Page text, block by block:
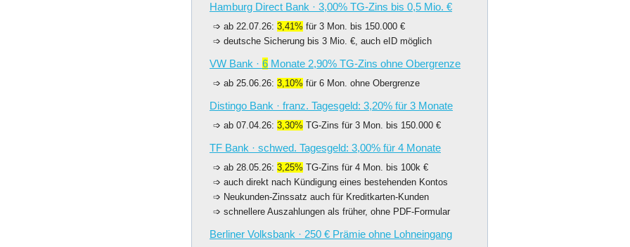
Hamburg Direct Bank · 3,00% TG-Zins bis 0,5 Mio. €
ab 22.07.26: 3,41% für 3 Mon. bis 150.000 €
deutsche Sicherung bis 3 Mio. €, auch eID möglich
VW Bank · 6 Monate 2,90% TG-Zins ohne Obergrenze
ab 25.06.26: 3,10% für 6 Mon. ohne Obergrenze
Distingo Bank · franz. Tagesgeld: 3,20% für 3 Monate
ab 07.04.26: 3,30% TG-Zins für 3 Mon. bis 150.000 €
TF Bank · schwed. Tagesgeld: 3,00% für 4 Monate
ab 28.05.26: 3,25% TG-Zins für 4 Mon. bis 100k €
auch direkt nach Kündigung eines bestehenden Kontos
Neukunden-Zinssatz auch für Kreditkarten-Kunden
schnellere Auszahlungen als früher, ohne PDF-Formular
Berliner Volksbank · 250 € Prämie ohne Lohneingang